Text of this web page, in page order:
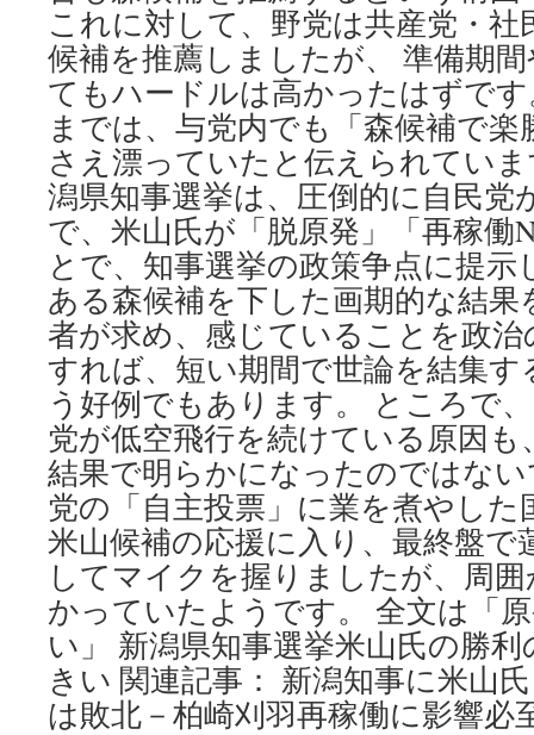
これに対して、野党は共産党・社
候補を推薦しましたが、 準備期
てもハードルは高かったはずで
までは、与党内でも「森候補で
さえ漂っていたと伝えられてい
潟県知事選挙は、圧倒的に自民党
で、米山氏が「脱原発」「再稼働
とで、知事選挙の政策争点に提示
ある森候補を下した画期的な結
者が求め、感じていることを政
すれば、短い期間で世論を結集
う好例でもあります。 ところで
党が低空飛行を続けている原因も
結果で明らかになったのではな
党の「自主投票」に業を煮やした
米山候補の応援に入り、最終盤で
してマイクを握りましたが、周
かっていたようです。 全文は「
い」 新潟県知事選挙米山氏の勝
きい 関連記事： 新潟知事に米山
は敗北－柏崎刈羽再稼働に影響必